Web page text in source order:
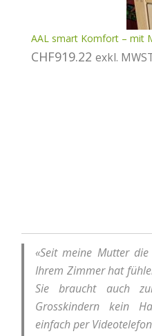
AAL smart Komfort – mit
CHF919.22 exkl.
«Seit meine Mutter
Ihrem Zimmer hat
Sie braucht auch
Grosskindern kein
einfach per